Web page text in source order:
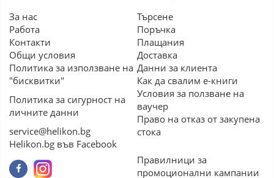
За нас
Работа
Контакти
Общи условия
Политика за използване на
"бисквитки"
Политика за сигурност на
личните данни
service@helikon.bg
Helikon.bg във Facebook
Търсене
Поръчка
Плащания
Доставка
Данни за клиента
Как да свалим е-книги
Условия за ползване на
ваучер
Право на отказ от закупена
стока
Правилници за
промоционални кампании